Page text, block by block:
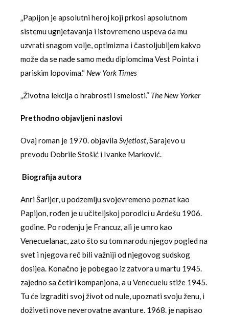
„Papijon je apsolutni heroj koji prkosi apsolutnom
sistemu ugnjetavanja i istovremeno uspeva da mu
uzvrati snagom volje, optimizma i častoljubljem kakvo
može da se nađe samo među diplomcima Vest Pointa i
pariskim lopovima.“ New York Times
„Životna lekcija o hrabrosti i smelosti.“ The New Yorker
Prethodno objavljeni naslovi
Ovaj roman je 1970. objavilaSvjetlost, Sarajevo u
prevodu Dobrile Stošić i Ivanke Marković.
Biografija autora
Anri Šarijer, u podzemlju svojevremeno poznat kao
Papijon, rođen je u učiteljskoj porodici u Ardešu 1906.
godine. Po rođenju je Francuz, ali je umro kao
Venecuelanac, zato što su tom narodu njegov pogled na
svet i njegova reč bili važniji od njegovog sudskog
dosijea. Konačno je pobegao iz zatvora u martu 1945.
zajedno sa četiri kompanjona, a u Venecuelu stiže 1945.
Tu će izgraditi svoj život od nule, upoznati svoju ženu, i
doživeti nove neverovatne avanture. 1968. je napisao